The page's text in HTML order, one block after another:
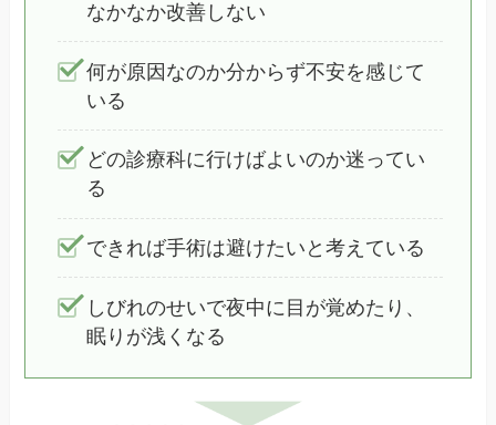
なかなか改善しない
何が原因なのか分からず不安を感じて
いる
どの診療科に行けばよいのか迷ってい
る
できれば手術は避けたいと考えている
しびれのせいで夜中に目が覚めたり、
眠りが浅くなる